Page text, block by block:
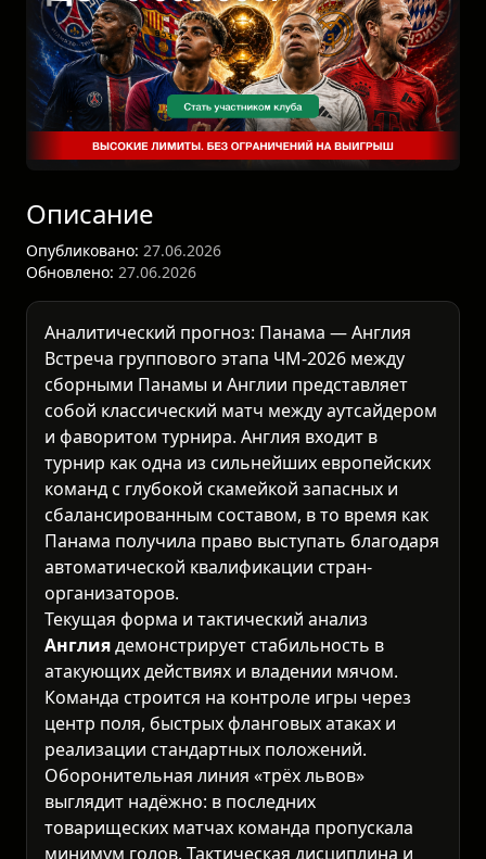
Описание
Опубликовано: 27.06.2026
Обновлено: 27.06.2026
Аналитический прогноз: Панама — Англия
Встреча группового этапа ЧМ-2026 между
сборными Панамы и Англии представляет
собой классический матч между аутсайдером
и фаворитом турнира. Англия входит в
турнир как одна из сильнейших европейских
команд с глубокой скамейкой запасных и
сбалансированным составом, в то время как
Панама получила право выступать благодаря
автоматической квалификации стран-
организаторов.
Текущая форма и тактический анализ
Англиядемонстрирует стабильность в
атакующих действиях и владении мячом.
Команда строится на контроле игры через
центр поля, быстрых фланговых атаках и
реализации стандартных положений.
Оборонительная линия «трёх львов»
выглядит надёжно: в последних
товарищеских матчах команда пропускала
минимум голов. Тактическая дисциплина и